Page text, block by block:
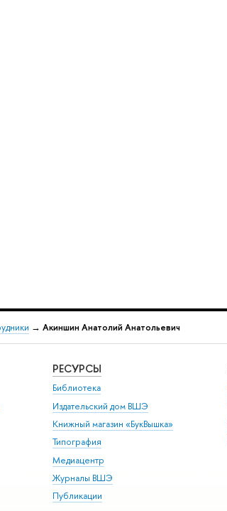
→ Акиншин Анатолий Анатольевич
РЕСУРСЫ
Библиотека
Издательский дом ВШЭ
Книжный магазин «БукВышка»
Типография
Медиацентр
Журналы ВШЭ
Публикации